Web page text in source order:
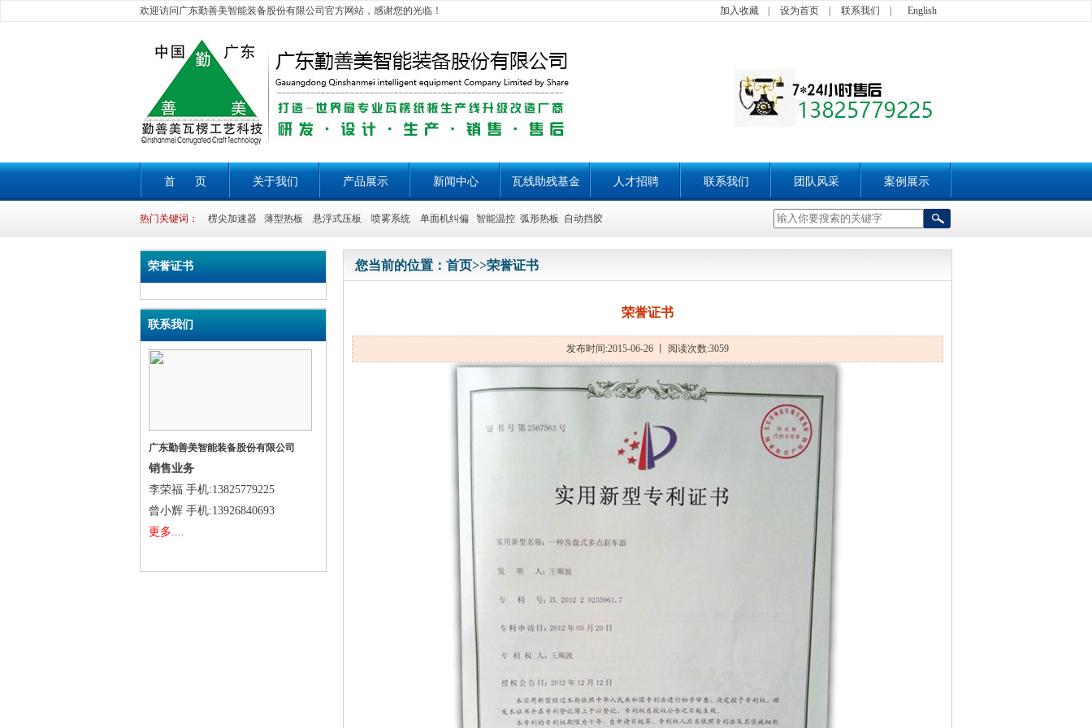
欢迎访问广东勤善美智能装备股份有限公司官方网站，感谢您的光临！ 加入收藏 设为首页 联系我们 English
首 页 关于我们 产品展示 新闻中心 瓦线助残基金 人才招聘 联系我们 团队风采 案例展示
热门关键词： 楞尖加速器 薄型热板 悬浮式压板 喷雾系统 单面机纠偏 智能温控 弧形热板 自动挡胶
荣誉证书
联系我们
广东勤善美智能装备股份有限公司
销售业务
李荣福 手机:13825779225
曾小辉 手机:13926840693
更多....
您当前的位置： 首页>>荣誉证书
荣誉证书
发布时间:2015-06-26 丨 阅读次数:3059